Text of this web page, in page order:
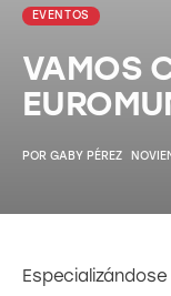
EVENTOS
VAMOS
POR GABY PÉREZ